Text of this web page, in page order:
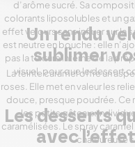
d’arôme sucré. Sa
colorants liposolubles et un
effet velours sans influer sur la
est neutre en bouche : elle
pas la texture interne de la
visuel, pour que le dessert
Un rendu
sublimer
La teinte caramel offre un
roses. Elle met en valeur les
douce, presque poudrée. Ce
les petits gâteaux
caramélisées. Le spray
chaleureuse
Les desserts
avec